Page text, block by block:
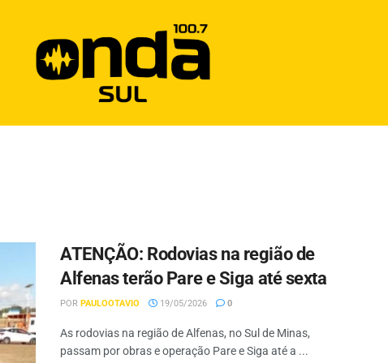
ATENÇÃO: Rodovias na região de
Alfenas terão Pare e Siga até sexta
POR PAULOOTAVIO 19/05/2026 0
As rodovias na região de Alfenas, no Sul de Minas,
passam por obras e operação Pare e Siga até a ...